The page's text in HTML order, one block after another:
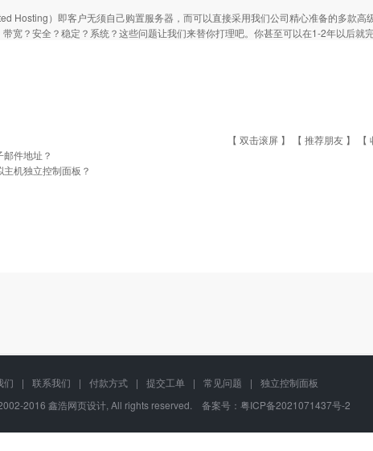
Hosting）即客户无须自己购置服务器，而可以直接采用我们公司精心准备的多款
宽？安全？稳定？系统？这些问题让我们来替你打理吧。你甚至可以在1-2年以后就
【 双击滚屏 】 【 推荐朋友 】 【
件地址？
主机独立控制面板？
们 | 联系我们 | 付款方式 | 提交工单 | 常见问题 |
独立控制面板
2016 鑫浩网页设计, All rights reserved. 备案号： 粤ICP备2021071437号-2